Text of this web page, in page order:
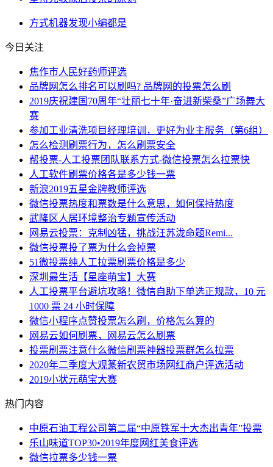
方式机器发现小编都是
今日关注
焦作市人民好药师评选
品牌网怎么排名可以刷吗? 品牌网的投票怎么刷
2019庆祝建国70周年“壮丽七十年·奋进新柴桑”广场舞大
赛
参加工业清洗项目经理培训，更好为业主服务（第6组）
怎么检测刷票行为，怎么刷票安全
帮投票-人工投票团队联系方式-微信投票怎么拉票快
人工软件刷票价格各是多少钱一票
新浪2019五星金牌教师评选
微信投票热度和票数是什么意思，如何保持热度
武隆区人居环境整治专题宣传活动
网易云投票：克制凶猛，挑战汪苏泷命题Remi...
微信投票投了票为什么会掉票
51微投票纯人工拉票刷票价格是多少
深圳最生活【星座萌宝】大赛
人工投票平台避坑攻略！微信自助下单选正规款，10 元
1000 票 24 小时保障
微信小程序点赞投票怎么刷，价格怎么算的
网易云如何刷票，网易云怎么刷票
投票刷票注意什么微信刷票神器投票群怎么拉票
2020年二季度大观篆新农贸市场网红商户评选活动
2019小状元萌宝大赛
热门内容
中原石油工程公司第二届“中原铁军十大杰出青年”投票
乐山味道TOP30•2019年度网红美食评选
微信拉票多少钱一票